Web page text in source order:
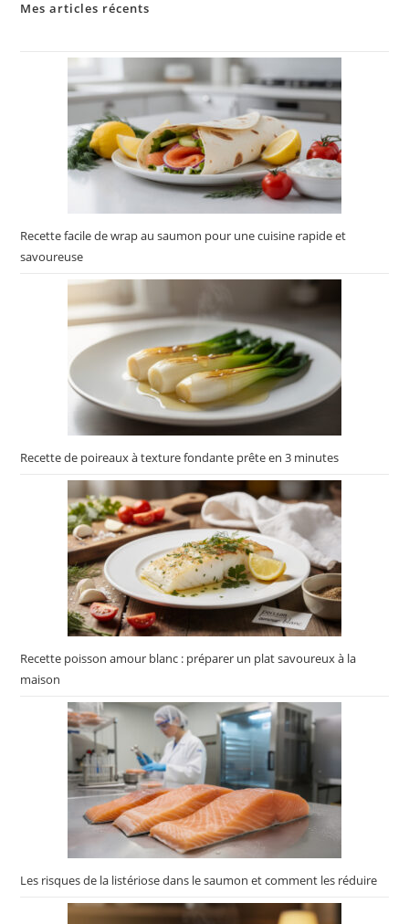
Mes articles récents
Recette facile de wrap au saumon pour une cuisine rapide et
savoureuse
Recette de poireaux à texture fondante prête en 3 minutes
Recette poisson amour blanc : préparer un plat savoureux à la
maison
Les risques de la listériose dans le saumon et comment les réduire